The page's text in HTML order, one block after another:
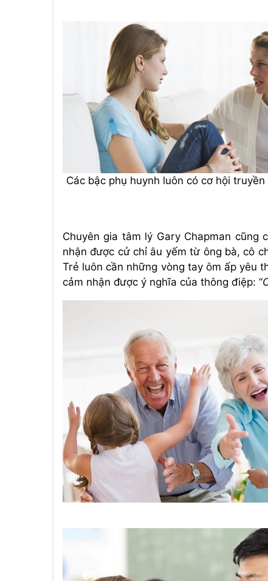
Các bậc phụ huynh luôn có cơ hội
Chuyên gia tâm lý Gary Chapman
nhận được cử chỉ âu yếm từ ông bà, cô
Trẻ luôn cần những vòng tay ôm ấp yêu
cảm nhận được ý nghĩa của thông điệp: “